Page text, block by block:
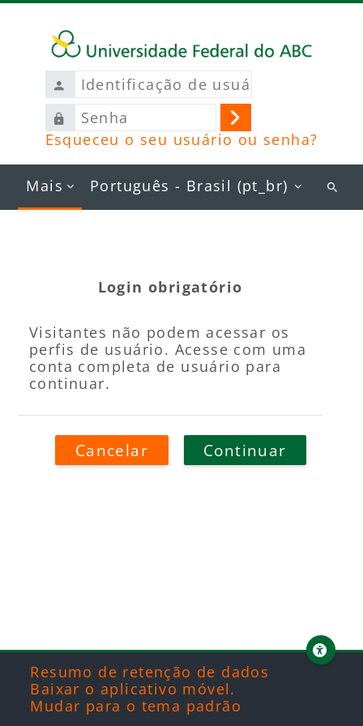
Ir para o conteúdo principal
Identificação
de
usuário
Senha
Acessar
Esqueceu o seu usuário ou senha?
Mais Português - Brasil ‎(pt_br)‎
Login obrigatório
Visitantes não podem acessar os
perfis de usuário. Acesse com uma
conta completa de usuário para
continuar.
Cancelar Continuar
Resumo de retenção de dados
Baixar o aplicativo móvel.
Mudar para o tema padrão